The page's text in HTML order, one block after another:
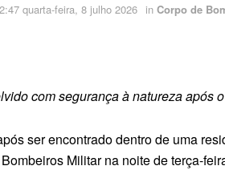
quarta-feira, 8 julho 2026 in Corpo de
com segurança à natureza após
ser encontrado dentro de uma
Militar na noite de terça-